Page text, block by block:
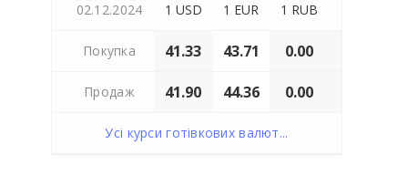
02.12.2024 1 USD 1 EUR 1 RUB
Покупка 41.33 43.71 0.00
Продаж 41.90 44.36 0.00
Усі курси готівкових валют...